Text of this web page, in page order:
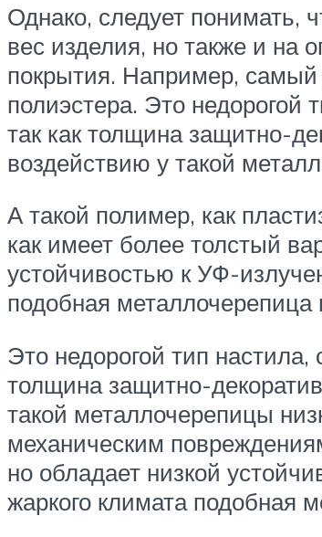
Однако, следует понимать,
вес изделия, но также и на
покрытия. Например, самый
полиэстера. Это
так как толщина защитно-
воздействию у такой
А такой полимер, как
как имеет более толстый
устойчивостью к УФ-
подобная металлочерепица
Это недорогой тип
толщина защитно-
такой металлочерепицы
механическим
но обладает низкой
жаркого климата подобная